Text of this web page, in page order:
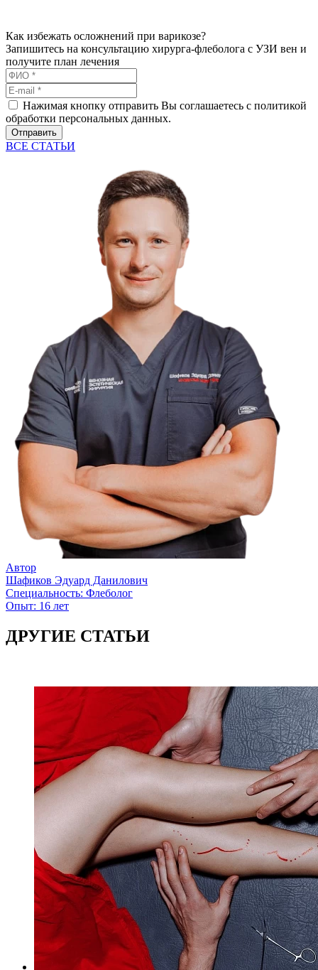
Как избежать осложнений при варикозе?
Запишитесь на консультацию хирурга-флеболога с УЗИ вен и
получите план лечения
Нажимая кнопку отправить Вы соглашаетесь с политикой
обработки персональных данных.
Отправить
ВСЕ СТАТЬИ
Автор
Шафиков Эдуард Данилович
Специальность: Флеболог
Опыт: 16 лет
ДРУГИЕ СТАТЬИ